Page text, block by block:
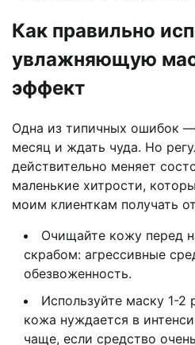
Как правильно
увлажняющую
эффект
Одна из типичных ошибок
месяц и ждать чуда. Но
действительно меняет
маленькие хитрости,
моим клиенткам получать
Очищайте кожу перед
скрабом: агрессивные
обезвоженность.
Используйте маску 1-2
кожа нуждается в
чаще, если средство